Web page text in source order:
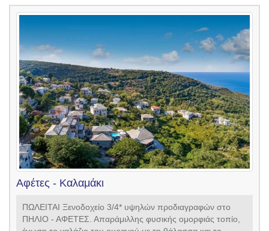
Αφέτες - Καλαμάκι
ΠΩΛΕΙΤΑΙ Ξενοδοχείο 3/4* υψηλών προδιαγραφών στο
ΠΗΛΙΟ - ΑΦΕΤΕΣ. Απαράμιλλης φυσικής ομορφιάς τοπίο,